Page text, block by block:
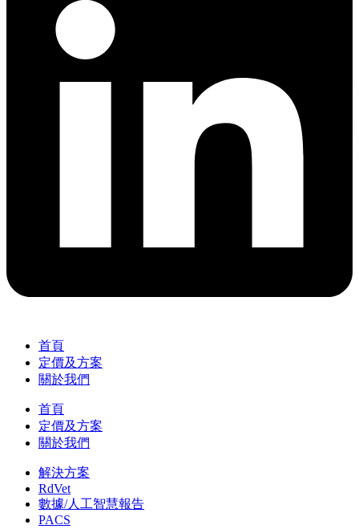
首頁
定價及方案
關於我們
首頁
定價及方案
關於我們
解決方案
RdVet
數據/人工智慧報告
PACS